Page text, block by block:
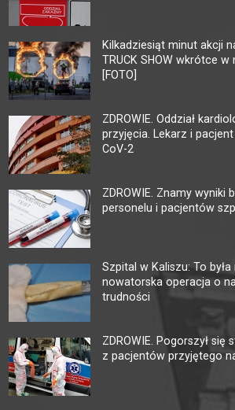
Kilkadziesiąt minut akcji
TRUCK SHOW wkrótce
[FOTO]
ZDROWIE. Oddział
przyjęcia. Lekarz i
CoV-2
ZDROWIE. Znamy wyniki
personelu i pacjentów
Szpital w Kaliszu: To
nowatorska operacja o
trudności
ZDROWIE. Pogorszył się
z pacjentów przyjętego